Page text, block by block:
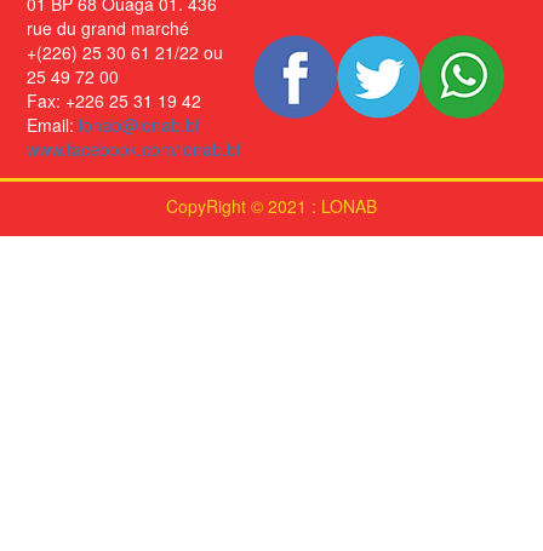
rue du grand marché
+(226) 25 30 61 21/22 ou
25 49 72 00
Fax: +226 25 31 19 42
Email: lonab@lonab.bf
www.facebook.com/lonab.bf
CopyRight © 2021 : LONAB